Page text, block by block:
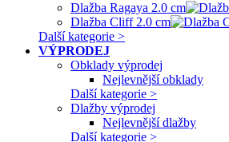
Dlažba Ragaya 2.0 cm
Dlažba Cliff 2.0 cm
Další kategorie >
VÝPRODEJ
Obklady výprodej
Nejlevnější obklady
Další kategorie >
Dlažby výprodej
Nejlevnější dlažby
Další kategorie >